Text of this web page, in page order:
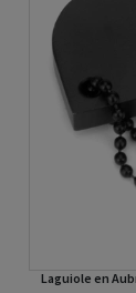
Laguiole en